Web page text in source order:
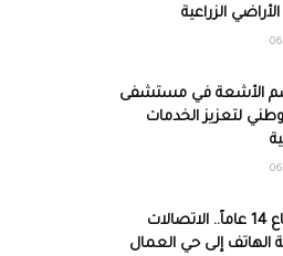
الزراعية
الأشعة في مستشفى
لتعزيز الخدمات
بعد انقطاع 14 عاماً.. الاتصالات
الهاتف إلى حي العمال